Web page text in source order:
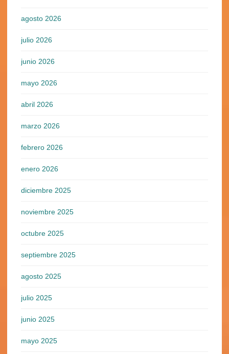
agosto 2026
julio 2026
junio 2026
mayo 2026
abril 2026
marzo 2026
febrero 2026
enero 2026
diciembre 2025
noviembre 2025
octubre 2025
septiembre 2025
agosto 2025
julio 2025
junio 2025
mayo 2025